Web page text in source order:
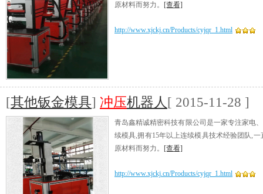
原材料而努力。 [查看]
http://www.xjckj.cn/Products/cyjqr_1.html
[其他钣金模具] 冲压机器人 [ 2015-11-28 ]
青岛鑫精诚精密科技有限公司是一家专注家电
续模具,拥有15年以上连续模具技术经验团队,
原材料而努力。 [查看]
http://www.xjckj.cn/Products/cyjqr_1.html